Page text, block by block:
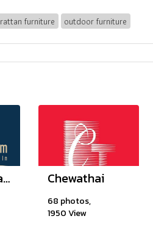
rattan furniture outdoor furniture
Chewarom Nakhon In Chewathai
68 photos,
1950 View